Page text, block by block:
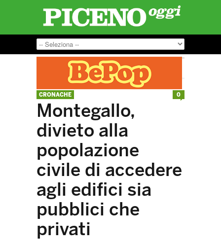
CRONACHE
Montegallo,
divieto alla
popolazione
civile di accedere
agli edifici sia
pubblici che
privati
0